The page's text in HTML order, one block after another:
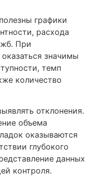
графики
расхода
При
значимы
темп
количество
отклонения.
объема
оказываются
глубокого
данных
контроля.